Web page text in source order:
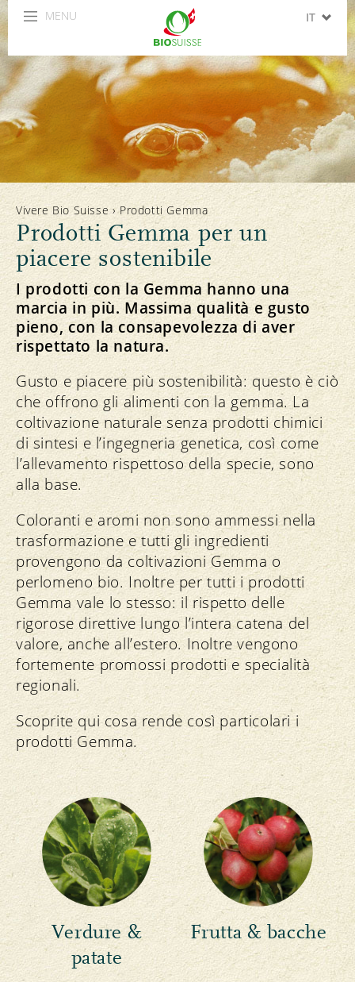
MENU IT
FR
EN
ES
Vivere Bio Suisse ›Prodotti Gemma
Prodotti Gemma per un
piacere sostenibile
I prodotti con la Gemma hanno una
marcia in più. Massima qualità e gusto
pieno, con la consapevolezza di aver
rispettato la natura.
Gusto e piacere più sostenibilità: questo è ciò
che offrono gli alimenti con la gemma. La
coltivazione naturale senza prodotti chimici
di sintesi e l’ingegneria genetica, così come
l’allevamento rispettoso della specie, sono
alla base.
Coloranti e aromi non sono ammessi nella
trasformazione e tutti gli ingredienti
provengono da coltivazioni Gemma o
perlomeno bio. Inoltre per tutti i prodotti
Gemma vale lo stesso: il rispetto delle
rigorose direttive lungo l’intera catena del
valore, anche all’estero. Inoltre vengono
fortemente promossi prodotti e specialità
regionali.
Scoprite qui cosa rende così particolari i
prodotti Gemma.
Verdure &
patate
Frutta & bacche